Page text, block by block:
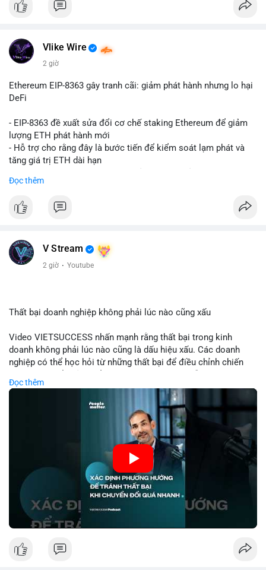
Vlike Wire
2 giờ
Ethereum EIP-8363 gây tranh cãi: giảm phát hành nhưng lo hại
DeFi
- EIP-8363 đề xuất sửa đổi cơ chế staking Ethereum để giảm
lượng ETH phát hành mới
- Hỗ trợ cho rằng đây là bước tiến để kiểm soát lạm phát và
tăng giá trị ETH dài hạn
động lực staking, ảnh hưởng đến bảo mật mạng lưới
tập trung và làm chậm sự tham gia của nhà đầu tư istituционаl
#binancesquare #cryptonews
Đọc thêm
V Stream
2 giờ · Youtube
Thất bại doanh nghiệp không phải lúc nào cũng xấu
Video VIETSUCCESS nhấn mạnh rằng thất bại trong kinh
doanh không phải lúc nào cũng là dấu hiệu xấu. Các doanh
nghiệp có thể học hỏi từ những thất bại để điều chỉnh chiến
trình. Trong lĩnh vực tài chính và crypto, hiểu rõ nguyên nhân
thất bại giúp quản lý rủi ro hiệu quả và tránh lặp lại sai lầm.
Điều này đặc biệt quan trọng khi áp dụng vào các mô hình kinh
doanh mới hoặc đầu tư vào dự án blockchain.
🎥 Xem video trực tiếp tại:
Nguồn: VIETSUCCESS
Đọc thêm